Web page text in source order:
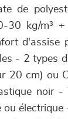
de
30 kg/m³
d'assise
- 2 types
20 cm) ou
noir -
ou